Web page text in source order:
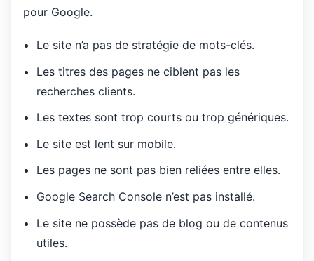
pour Google.
Le site n’a pas de stratégie de mots-clés.
Les titres des pages ne ciblent pas les
recherches clients.
Les textes sont trop courts ou trop génériques.
Le site est lent sur mobile.
Les pages ne sont pas bien reliées entre elles.
Google Search Console n’est pas installé.
Le site ne possède pas de blog ou de contenus
utiles.